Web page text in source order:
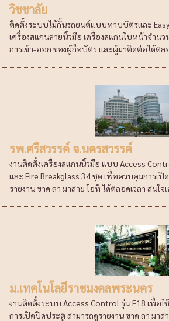
วิชชาลัย
ติดตั้งระบบไม้กั้นรถยนต์แบบทาบบัตรและ Easy
เครื่องสแกนลายนิ้วมือ เครื่องสแกนใบหน้าจำนว
การเข้า-ออก ของผู้ถือบัตร และผู้มาติดต่อได้ตลอ
รพ.ศรีสวรรค์ จ.นครสวรรค์
งานติดตั้งเครื่องสแกนนิ้วมือ แบบ Access
และ Fire Breakglass 34 ชุด เพื่อควบคุมการเ
รายงาน ขาด ลา มาสาย โอที ได้ตลอดเวลา สนใจ
ม.เทคโนโลยีราชมงคลพระนคร
งานติดตั้งระบบ Access Control รุ่น F18 เพื่อ
การเปิดปิดประตู สามารถดูรายงาน ขาด ลา มาส